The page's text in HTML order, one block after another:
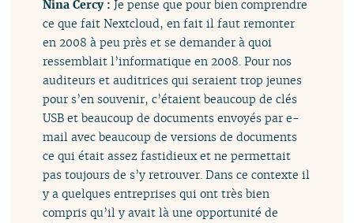
Nina Cercy :Je pense que pour bien comprendre
ce que fait Nextcloud, en fait il faut remonter
en 2008 à peu près et se demander à quoi
ressemblait l’informatique en 2008. Pour nos
auditeurs et auditrices qui seraient trop jeunes
pour s’en souvenir, c’étaient beaucoup de clés
USB et beaucoup de documents envoyés par e-
mail avec beaucoup de versions de documents
ce qui était assez fastidieux et ne permettait
pas toujours de s’y retrouver. Dans ce contexte il
y a quelques entreprises qui ont très bien
compris qu’il y avait là une opportunité de